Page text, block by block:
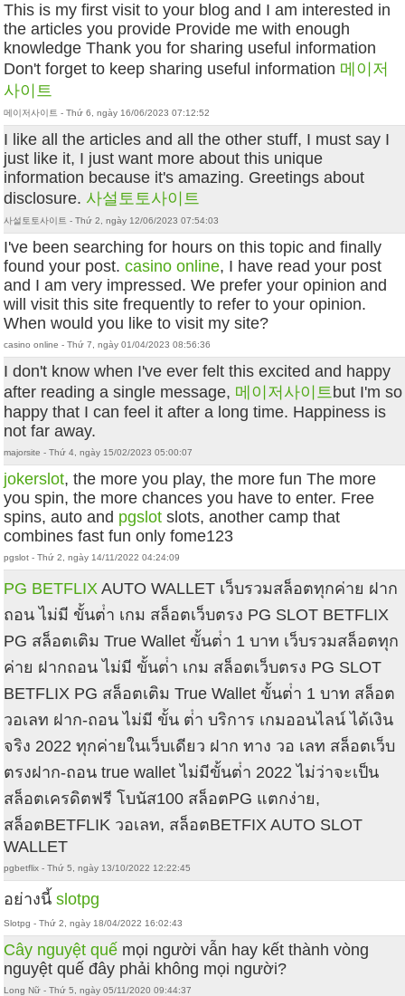
This is my first visit to your blog and I am interested in
the articles you provide Provide me with enough
knowledge Thank you for sharing useful information
Don't forget to keep sharing useful information 메이저
사이트
메이저사이트 - Thứ 6, ngày 16/06/2023 07:12:52
I like all the articles and all the other stuff, I must say I
just like it, I just want more about this unique
information because it's amazing. Greetings about
disclosure. 사설토토사이트
사설토토사이트 - Thứ 2, ngày 12/06/2023 07:54:03
I've been searching for hours on this topic and finally
found your post.casino online, I have read your post
and I am very impressed. We prefer your opinion and
will visit this site frequently to refer to your opinion.
When would you like to visit my site?
casino online - Thứ 7, ngày 01/04/2023 08:56:36
I don't know when I've ever felt this excited and happy
after reading a single message, 메이저사이트but I'm so
happy that I can feel it after a long time. Happiness is
not far away.
majorsite - Thứ 4, ngày 15/02/2023 05:00:07
jokerslot, the more you play, the more fun The more
you spin, the more chances you have to enter. Free
spins, auto and pgslot slots, another camp that
combines fast fun only fome123
pgslot - Thứ 2, ngày 14/11/2022 04:24:09
PG BETFLIX AUTO WALLET เว็บรวมสล็อตทุกค่าย ฝาก
ถอน ไม่มี ขั้นต่ํา เกม สล็อตเว็บตรง PG SLOT BETFLIX
PG สล็อตเติม True Wallet ขั้นต่ํา 1 บาท เว็บรวมสล็อตทุก
ค่าย ฝากถอน ไม่มี ขั้นต่ํา เกม สล็อตเว็บตรง PG SLOT
BETFLIX PG สล็อตเติม True Wallet ขั้นต่ํา 1 บาท สล็อต
วอเลท ฝาก-ถอน ไม่มี ขั้น ต่ํา บริการ เกมออนไลน์ ได้เงิน
จริง 2022 ทุกค่ายในเว็บเดียว ฝาก ทาง วอ เลท สล็อตเว็บ
ตรงฝาก-ถอน true wallet ไม่มีขั้นต่ํา 2022 ไม่ว่าจะเป็น
สล็อตเครดิตฟรี โบนัส100 สล็อตPG แตกง่าย,
สล็อตBETFLIK วอเลท, สล็อตBETFIX AUTO SLOT
WALLET
pgbetflix - Thứ 5, ngày 13/10/2022 12:22:45
อย่างนี้slotpg
Slotpg - Thứ 2, ngày 18/04/2022 16:02:43
Cây nguyệt quế mọi người vẫn hay kết thành vòng
nguyệt quế đây phải không mọi người?
Long Nữ - Thứ 5, ngày 05/11/2020 09:44:37